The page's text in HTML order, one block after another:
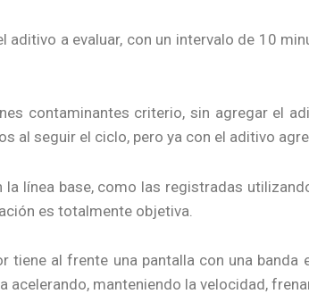
aditivo a evaluar, con un intervalo de 10
contaminantes criterio, sin agregar el
al seguir el ciclo, pero ya con el aditivo
línea base, como las registradas
es totalmente objetiva.
al frente una pantalla con una banda
acelerando, manteniendo la velocidad,